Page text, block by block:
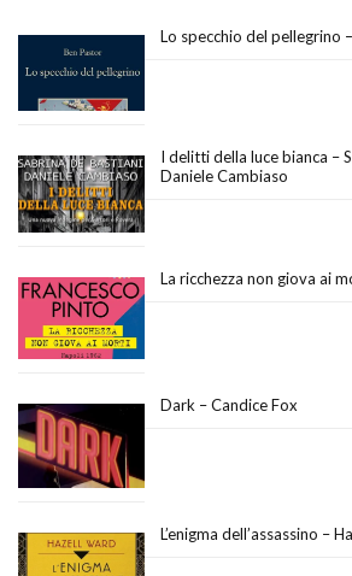
Lo specchio del pellegrino
I delitti della luce bianca –
Daniele Cambiaso
La ricchezza non giova ai
Dark – Candice Fox
L’enigma dell’assassino –